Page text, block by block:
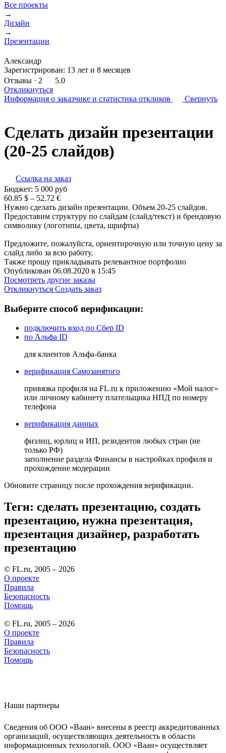
Все проекты
→
Дизайн
→
Презентации
Александр
Зарегистрирован: 13 лет и 8 месяцев
Отзывы · 2
5.0
Откликнуться
Информация о заказчике и статистика откликов Свернуть
Сделать дизайн презентации
(20-25 слайдов)
Ссылка на заказ
Бюджет: 5 000 руб
60.85 $ – 52.72 €
Нужно сделать дизайн презентации. Объем 20-25 слайдов.
Предоставим структуру по слайдам (слайд/текст) и брендовую
символику (логотипы, цвета, шрифты)
Предложите, пожалуйста, ориентирочную или точную цену за
слайд либо за всю работу.
Также прошу прикладывать релевантное портфолио
Опубликован 06.08.2020 в 15:45
Посмотреть другие заказы
Откликнуться Создать заказ
Выберите способ верификации:
подключить вход по Сбер ID
по Альфа ID
для клиентов Альфа-банка
верификация Самозанятого
привязка профиля на FL.ru к приложению «Мой налог»
или личному кабинету плательщика НПД по номеру
телефона
верификация данных
физлиц, юрлиц и ИП, резидентов любых стран (не
только РФ)
заполнение раздела Финансы в настройках профиля и
прохождение модерации
Обновите страницу после прохождения верификации.
Теги: сделать презентацию, создать
презентацию, нужна презентация,
презентация дизайнер, разработать
презентацию
© FL.ru, 2005 – 2026
О проекте
Правила
Безопасность
Помощь
© FL.ru, 2005 – 2026
О проекте
Правила
Безопасность
Помощь
Наши партнеры
Сведения об ООО «Ваан» внесены в реестр аккредитованных
организаций, осуществляющих деятельность в области
информационных технологий. ООО «Ваан» осуществляет